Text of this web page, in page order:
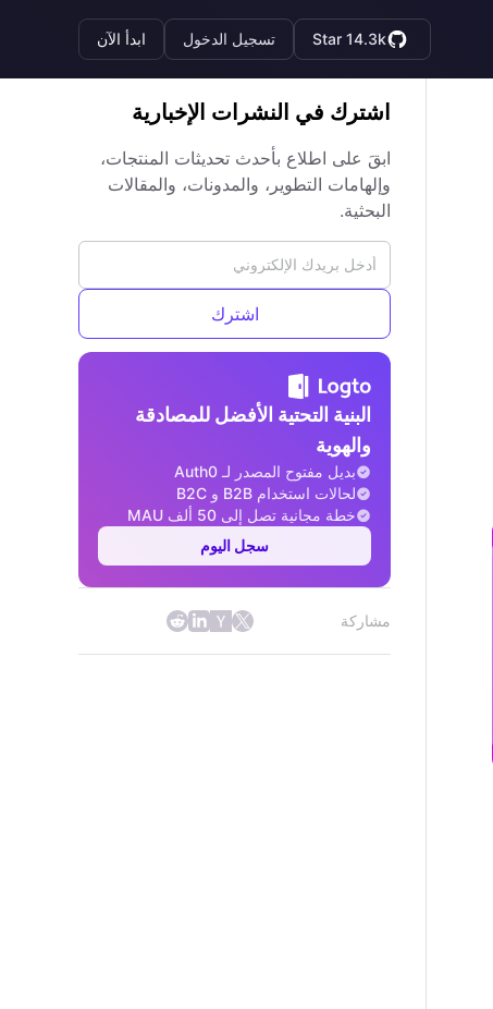
Star 14.3k تسجيل الدخول ابدأ الآن
اشترك في النشرات الإخبارية
ابقَ على اطلاع بأحدث تحديثات المنتجات،
وإلهامات التطوير، والمدونات، والمقالات
البحثية.
اشترك
البنية التحتية الأفضل للمصادقة
والهوية
بديل مفتوح المصدر لـ Auth0
لحالات استخدام B2B و B2C
خطة مجانية تصل إلى 50 ألف MAU
سجل اليوم
مشاركة